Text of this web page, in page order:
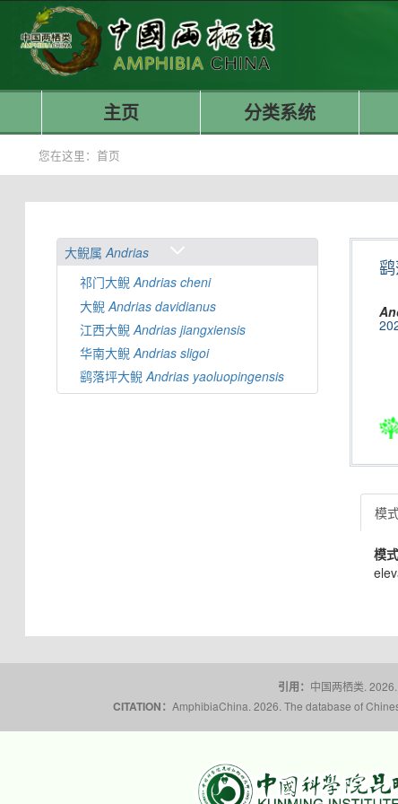
主页 分类系统
您在这里：首页
大鲵属Andrias
祁门大鲵Andrias cheni
大鲵Andrias davidianus
江西大鲵Andrias jiangxiensis
华南大鲵Andrias sligoi
鹞落坪大鲵Andrias yaoluopingensis
模
模
引用： 中国两栖类.
CITATION： AmphibiaChina. 2026. The database of